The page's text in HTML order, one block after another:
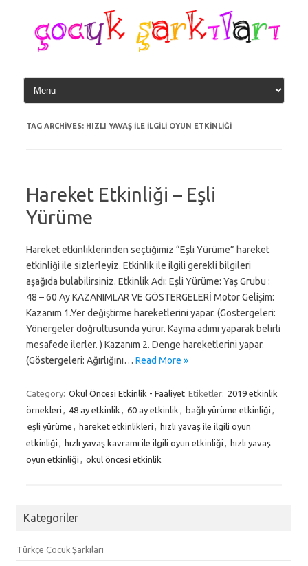
content
TAG ARCHIVES: HIZLI YAVAŞ ILE ILGILI OYUN ETKINLIĞI
Hareket Etkinliği – Eşli
Yürüme
Hareket etkinliklerinden seçtiğimiz “Eşli Yürüme” hareket
etkinliği ile sizlerleyiz. Etkinlik ile ilgili gerekli bilgileri
aşağıda bulabilirsiniz. Etkinlik Adı: Eşli Yürüme: Yaş Grubu :
48 – 60 Ay KAZANIMLAR VE GÖSTERGELERİ Motor Gelişim:
Kazanım 1.Yer değiştirme hareketlerini yapar. (Göstergeleri:
Yönergeler doğrultusunda yürür. Kayma adımı yaparak belirli
mesafede ilerler. ) Kazanım 2. Denge hareketlerini yapar.
(Göstergeleri: Ağırlığını… Read More »
Category: Okul Öncesi Etkinlik - Faaliyet Etiketler: 2019 etkinlik
örnekleri
48 ay etkinlik 60 ay etkinlik bağlı yürüme etkinliği
eşli yürüme
hareket etkinlikleri
hızlı yavaş ile ilgili oyun
etkinliği
hızlı yavaş kavramı ile ilgili oyun etkinliği
hızlı yavaş
oyun etkinliği
okul öncesi etkinlik
Kategoriler
Türkçe Çocuk Şarkıları